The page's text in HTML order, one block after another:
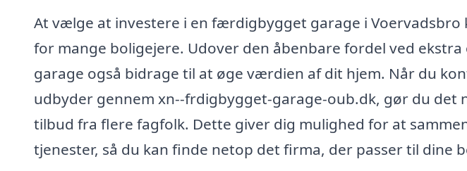
At vælge at investere i en færdigbygget garage i
for mange boligejere. Udover den åbenbare fordel ved
garage også bidrage til at øge værdien af dit hjem. Når du
udbyder gennem xn--frdigbygget-garage-oub.dk, gør du det
tilbud fra flere fagfolk. Dette giver dig mulighed for at
tjenester, så du kan finde netop det firma, der passer til dine